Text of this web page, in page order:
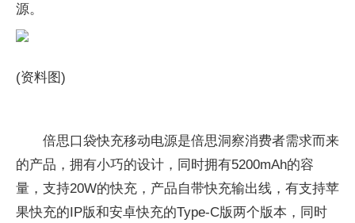
源。
(资料图)
倍思口袋快充移动电源是倍思洞察消费者需求而来
的产品，拥有小巧的设计，同时拥有5200mAh的容
量，支持20W的快充，产品自带快充输出线，有支持苹
果快充的IP版和安卓快充的Type-C版两个版本，同时